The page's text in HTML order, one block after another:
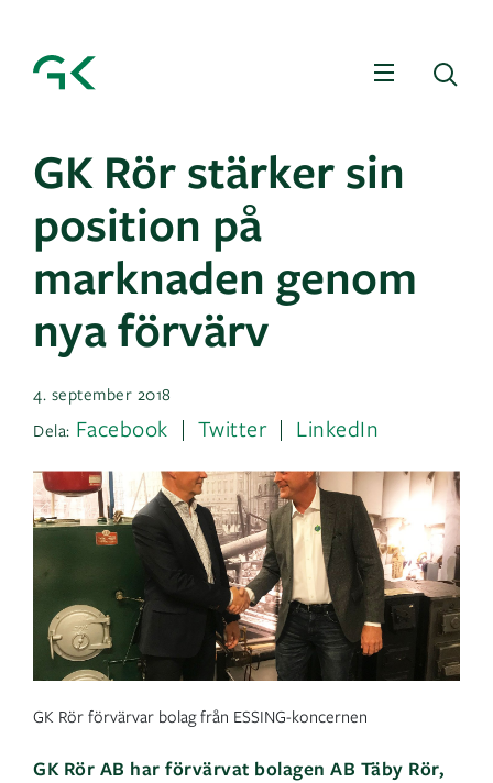
Meny
GK Rör stärker sin
position på
marknaden genom
nya förvärv
4. september 2018
Dela: Facebook Twitter LinkedIn
GK Rör förvärvar bolag från ESSING-koncernen
GK Rör AB har förvärvat bolagen AB Täby Rör,